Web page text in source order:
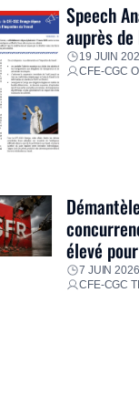
Speech
auprès
19 JUIN
CFE-CGC
élevé
7 JUIN
CFE-CGC